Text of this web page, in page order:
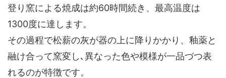
登り窯による焼成は約60時間続き、最高温度は
1300度に達します。
その過程で松薪の灰が器の上に降りかかり、釉薬と
融け合って窯変し､異なった色や模様が一品づつ表
れるのが特徴です。